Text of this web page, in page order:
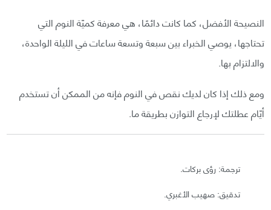
النصيحة الأفضل، كما كانت دائمًا، هي معرفة كميّة النوم التي
تحتاجها، يوصي الخبراء بين سبعة وتسعة ساعات في الليلة الواحدة،
والالتزام بها.
ومع ذلك إذا كان لديك نقص في النوم فإنه من الممكن أن تستخدم
أيّام عطلتك لإرجاع التوازن بطريقة ما.
ترجمة: رؤى بركات.
تدقيق: صهيب الأغبري.